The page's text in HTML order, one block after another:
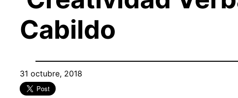
Cabildo
31 octubre, 2018